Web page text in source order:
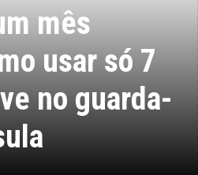
mês
usar só 7
no guarda-